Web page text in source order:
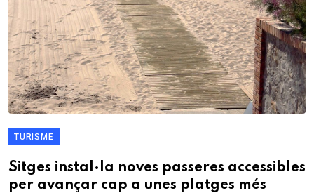
TURISME
Sitges instal·la noves passeres accessibles
per avançar cap a unes platges més